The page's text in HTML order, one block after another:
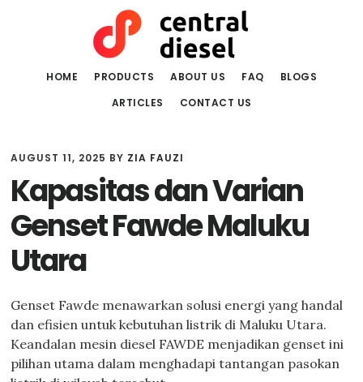
HOME PRODUCTS ABOUT US FAQ
BLOGS
ARTICLES
CONTACT US
AUGUST 11, 2025 BY ZIA FAUZI
Kapasitas dan Varian
Genset Fawde Maluku
Utara
Genset Fawde menawarkan solusi energi yang handal
dan efisien untuk kebutuhan listrik di Maluku Utara.
Keandalan mesin diesel FAWDE menjadikan genset ini
pilihan utama dalam menghadapi tantangan pasokan